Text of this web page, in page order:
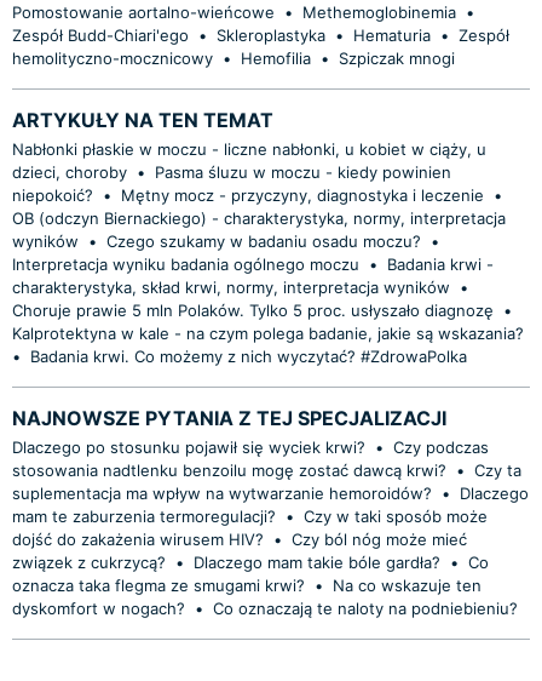
Pomostowanie aortalno-wieńcowe
• Methemoglobinemia •
Zespół Budd-Chiari'ego
• Skleroplastyka • Hematuria • Zespół
hemolityczno-mocznicowy • Hemofilia • Szpiczak mnogi
ARTYKUŁY NA TEN TEMAT
Nabłonki płaskie w moczu - liczne nabłonki, u kobiet w ciąży, u
dzieci, choroby •
Pasma śluzu w moczu - kiedy powinien
niepokoić?
• Mętny mocz - przyczyny, diagnostyka i leczenie
•
OB (odczyn Biernackiego) - charakterystyka, normy, interpretacja
wyników
• Czego szukamy w badaniu osadu moczu?
•
Interpretacja wyniku badania ogólnego moczu
•
Badania krwi -
charakterystyka, skład krwi, normy, interpretacja wyników
•
Choruje prawie 5 mln Polaków. Tylko 5 proc. usłyszało diagnozę
•
Kalprotektyna w kale - na czym polega badanie, jakie są wskazania?
•
Badania krwi. Co możemy z nich wyczytać? #ZdrowaPolka
NAJNOWSZE PYTANIA Z TEJ SPECJALIZACJI
Dlaczego po stosunku pojawił się wyciek krwi? • Czy podczas
stosowania nadtlenku benzoilu mogę zostać dawcą krwi?
• Czy ta
suplementacja ma wpływ na wytwarzanie hemoroidów?
•
Dlaczego
mam te zaburzenia termoregulacji?
• Czy w taki sposób może
dojść do zakażenia wirusem HIV?
• Czy ból nóg może mieć
związek z cukrzycą?
• Dlaczego mam takie bóle gardła? • Co
oznacza taka flegma ze smugami krwi?
•
Na co wskazuje ten
dyskomfort w nogach?
• Co oznaczają te naloty na podniebieniu?